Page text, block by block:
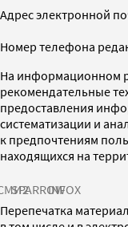
Адрес электронной
Номер телефона
На информационном
рекомендательные
предоставления
систематизации и
к предпочтениям
находящихся на
SPARROWINFOX
Перепечатка